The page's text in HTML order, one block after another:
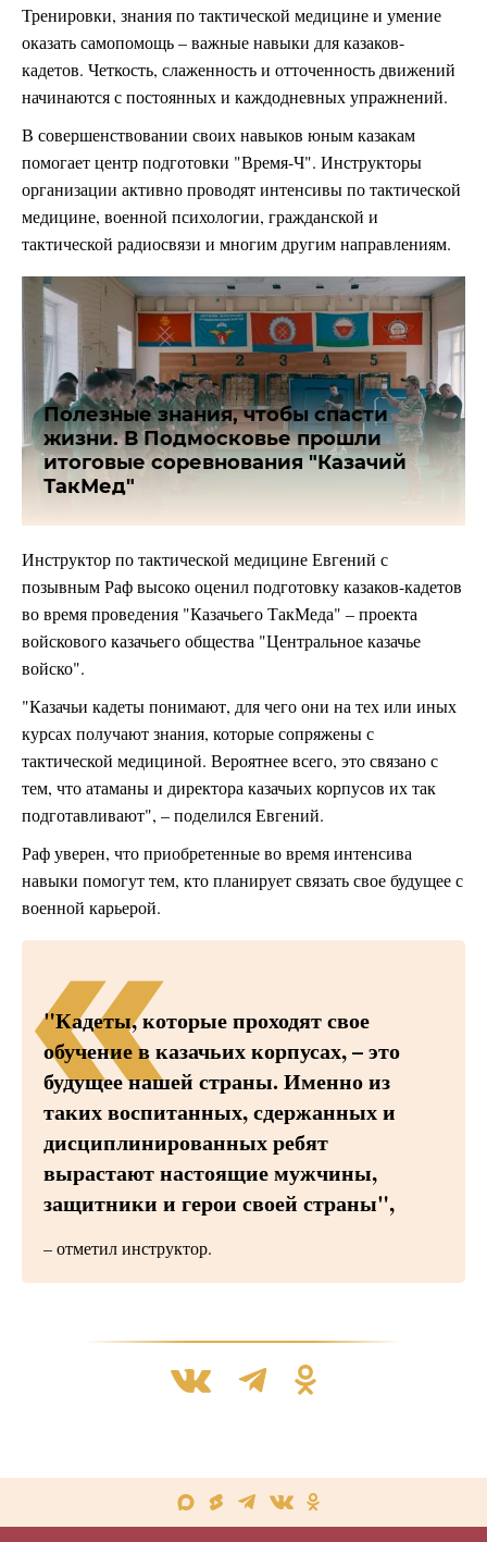
Тренировки, знания по тактической медицине и умение
оказать самопомощь – важные навыки для казаков-
кадетов. Четкость, слаженность и отточенность движений
начинаются с постоянных и каждодневных упражнений.
В совершенствовании своих навыков юным казакам
помогает центр подготовки "Время-Ч". Инструкторы
организации активно проводят интенсивы по тактической
медицине, военной психологии, гражданской и
тактической радиосвязи и многим другим направлениям.
Полезные знания, чтобы спасти
жизни. В Подмосковье прошли
итоговые соревнования "Казачий
ТакМед"
Инструктор по тактической медицине Евгений с
позывным Раф высоко оценил подготовку казаков-кадетов
во время проведения "Казачьего ТакМеда" – проекта
войскового казачьего общества "Центральное казачье
войско".
"Казачьи кадеты понимают, для чего они на тех или иных
курсах получают знания, которые сопряжены с
тактической медициной. Вероятнее всего, это связано с
тем, что атаманы и директора казачьих корпусов их так
подготавливают", – поделился Евгений.
Раф уверен, что приобретенные во время интенсива
навыки помогут тем, кто планирует связать свое будущее с
военной карьерой.
"Кадеты, которые проходят свое
обучение в казачьих корпусах, – это
будущее нашей страны. Именно из
таких воспитанных, сдержанных и
дисциплинированных ребят
вырастают настоящие мужчины,
защитники и герои своей страны",
– отметил инструктор.